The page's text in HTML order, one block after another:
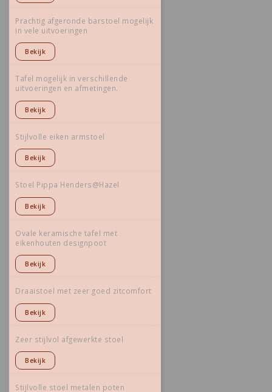
Prachtig afgeronde barstoel mogelijk
in vele uitvoeringen
Bekijk
Tafel mogelijk in verschillende
uitvoeringen en afmetingen.
Bekijk
Stijlvolle eiken armstoel
Bekijk
Stoel Pippa Henders@Hazel
Bekijk
Ovale keramische tafel met
eikenhouten designpoot
Bekijk
Draaistoel met zeer goed zitcomfort
Bekijk
Zeer stijlvol afgewerkte stoel
Bekijk
Stijlvolle stoel metalen poten